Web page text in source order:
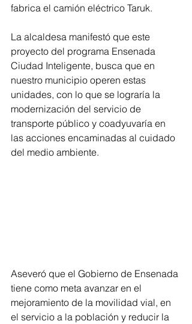
fabrica el camión eléctrico Taruk.
La alcaldesa manifestó que este
proyecto del programa Ensenada
Ciudad Inteligente, busca que en
nuestro municipio operen estas
unidades, con lo que se lograría la
modernización del servicio de
transporte público y coadyuvaría en
las acciones encaminadas al cuidado
del medio ambiente.
Aseveró que el Gobierno de Ensenada
tiene como meta avanzar en el
mejoramiento de la movilidad vial, en
el servicio a la población y reducir la